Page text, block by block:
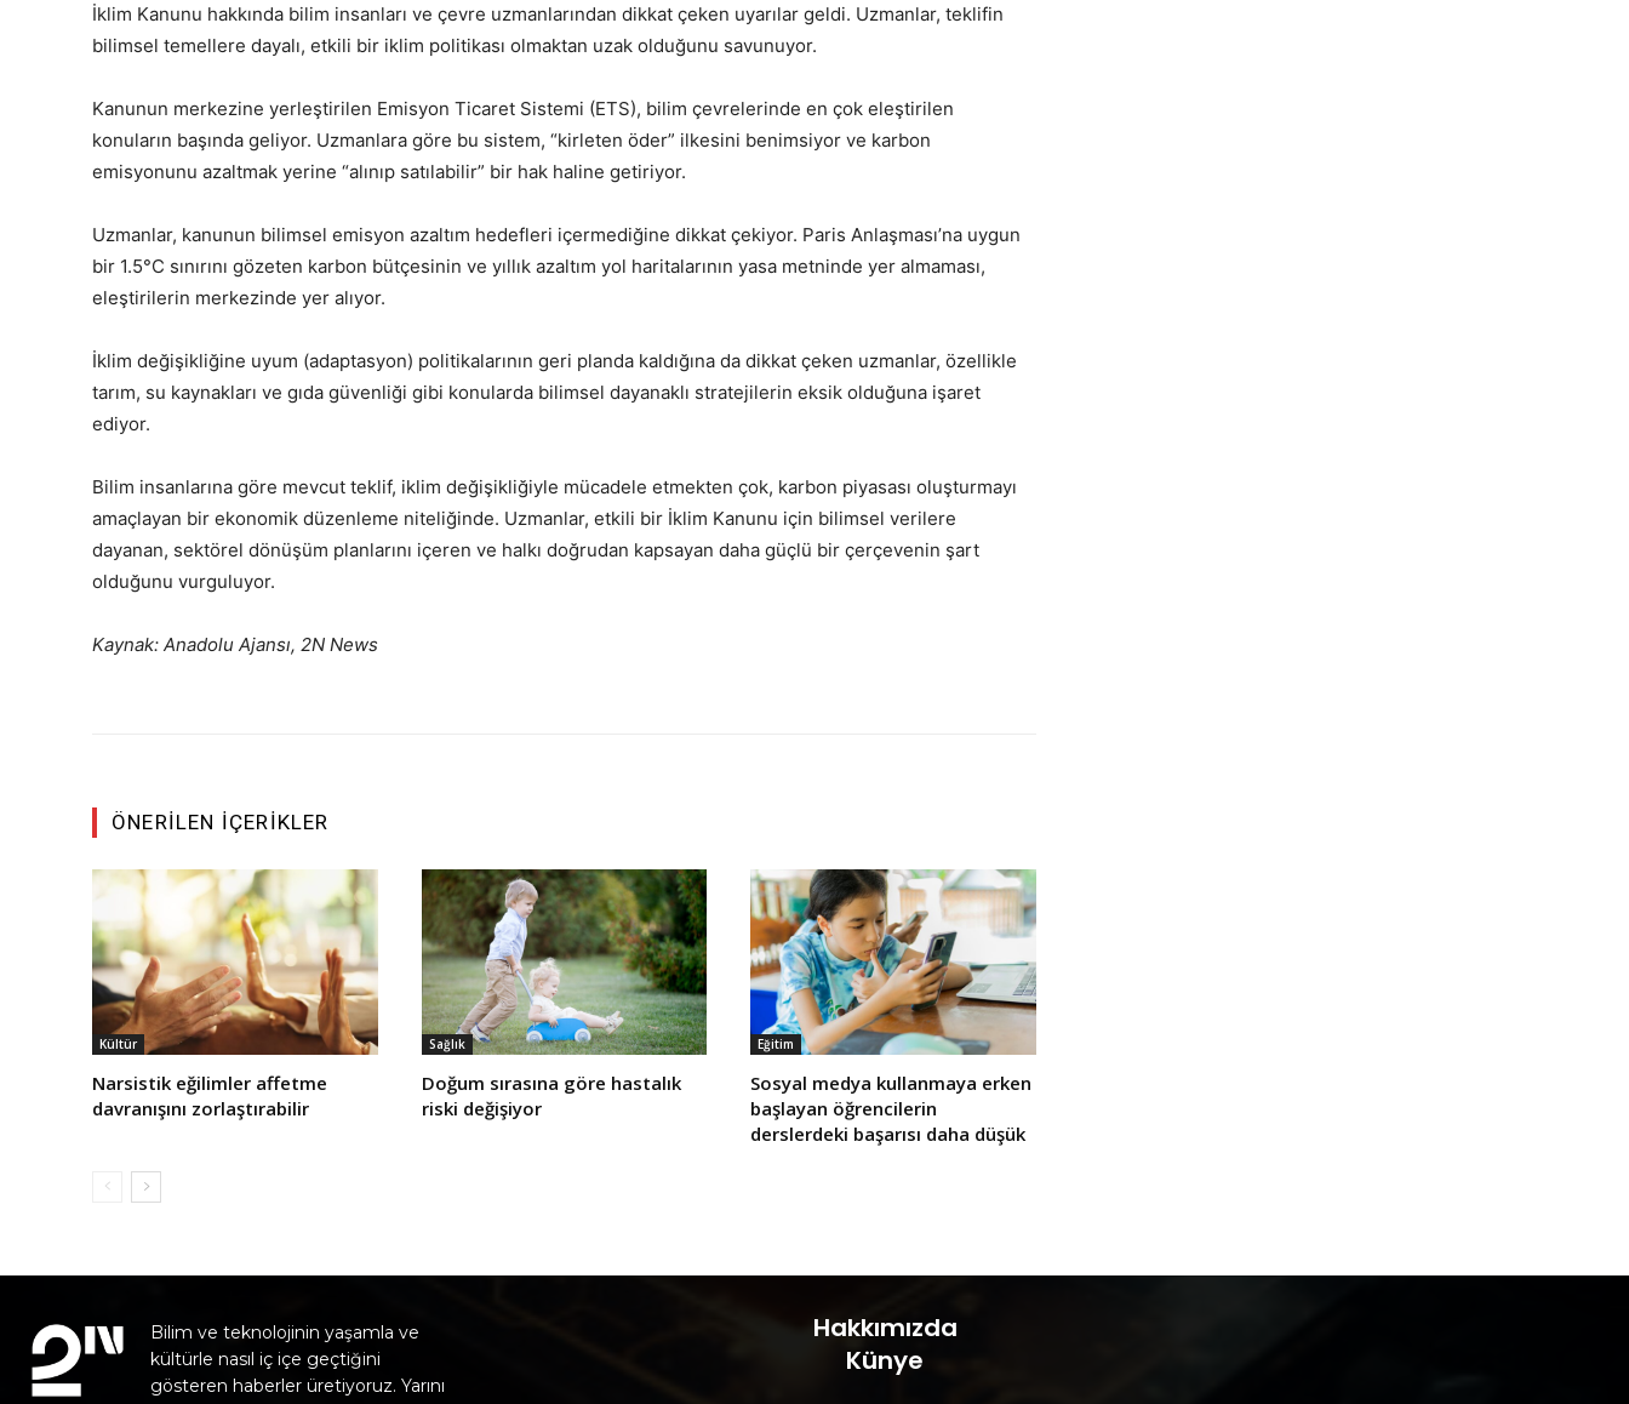
İklim Kanunu hakkında bilim insanları ve çevre uzmanlarından dikkat çeken uyarılar geldi. Uzmanlar, teklifin
bilimsel temellere dayalı, etkili bir iklim politikası olmaktan uzak olduğunu savunuyor.
Kanunun merkezine yerleştirilen Emisyon Ticaret Sistemi (ETS), bilim çevrelerinde en çok eleştirilen
konuların başında geliyor. Uzmanlara göre bu sistem, “kirleten öder” ilkesini benimsiyor ve karbon
emisyonunu azaltmak yerine “alınıp satılabilir” bir hak haline getiriyor.
Uzmanlar, kanunun bilimsel emisyon azaltım hedefleri içermediğine dikkat çekiyor. Paris Anlaşması’na uygun
bir 1.5°C sınırını gözeten karbon bütçesinin ve yıllık azaltım yol haritalarının yasa metninde yer almaması,
eleştirilerin merkezinde yer alıyor.
İklim değişikliğine uyum (adaptasyon) politikalarının geri planda kaldığına da dikkat çeken uzmanlar, özellikle
tarım, su kaynakları ve gıda güvenliği gibi konularda bilimsel dayanaklı stratejilerin eksik olduğuna işaret
ediyor.
Bilim insanlarına göre mevcut teklif, iklim değişikliğiyle mücadele etmekten çok, karbon piyasası oluşturmayı
amaçlayan bir ekonomik düzenleme niteliğinde. Uzmanlar, etkili bir İklim Kanunu için bilimsel verilere
dayanan, sektörel dönüşüm planlarını içeren ve halkı doğrudan kapsayan daha güçlü bir çerçevenin şart
olduğunu vurguluyor.
Kaynak: Anadolu Ajansı, 2N News
ÖNERILEN İÇERIKLER
Kültür
Narsistik eğilimler affetme
davranışını zorlaştırabilir
Sağlık
Doğum sırasına göre hastalık
riski değişiyor
Eğitim
Sosyal medya kullanmaya erken
başlayan öğrencilerin
derslerdeki başarısı daha düşük
Bilim ve teknolojinin yaşamla ve
kültürle nasıl iç içe geçtiğini
gösteren haberler üretiyoruz. Yarını
Hakkımızda
Künye